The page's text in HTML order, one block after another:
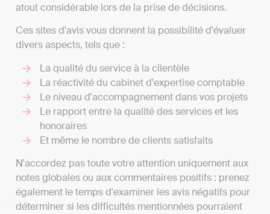
atout considérable lors de la prise de décisions.
Ces sites d'avis vous donnent la possibilité d'évaluer
divers aspects, tels que :
La qualité du service à la clientèle
La réactivité du cabinet d'expertise comptable
Le niveau d'accompagnement dans vos projets
Le rapport entre la qualité des services et les
honoraires
Et même le nombre de clients satisfaits
N'accordez pas toute votre attention uniquement aux
notes globales ou aux commentaires positifs : prenez
également le temps d'examiner les avis négatifs pour
déterminer si les difficultés mentionnées pourraient